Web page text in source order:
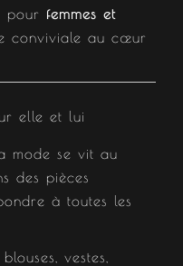
pour femmes et
conviviale au cœur
elle et lui
mode se vit au
des pièces
à toutes les
vestes,